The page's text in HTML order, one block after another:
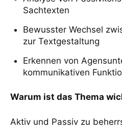
Sachtexten
Bewusster Wechsel
zur Textgestaltung
Erkennen von
kommunikativen
Warum ist das Thema
Aktiv und Passiv zu